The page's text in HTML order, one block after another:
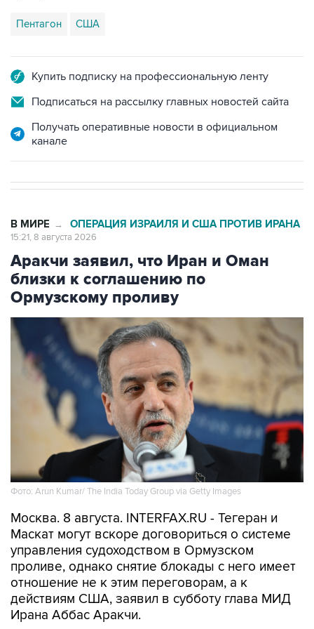
Пентагон США
Купить подписку на профессиональную ленту
Подписаться на рассылку главных новостей сайта
Получать оперативные новости в официальном
канале
В МИРЕ → ОПЕРАЦИЯ ИЗРАИЛЯ И США ПРОТИВ ИРАНА
15:21, 8 августа 2026
Аракчи заявил, что Иран и Оман
близки к соглашению по
Ормузскому проливу
Фото: Arun Kumar/ The India Today Group via Getty Images
Москва. 8 августа. INTERFAX.RU - Тегеран и
Маскат могут вскоре договориться о системе
управления судоходством в Ормузском
проливе, однако снятие блокады с него имеет
отношение не к этим переговорам, а к
действиям США, заявил в субботу глава МИД
Ирана Аббас Аракчи.